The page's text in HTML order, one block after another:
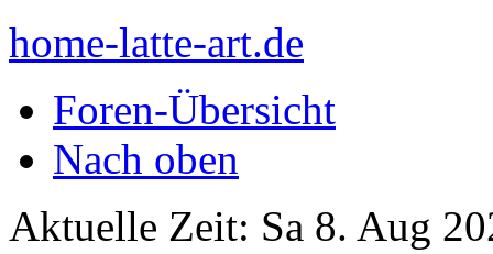
home-latte-art.de
Foren-Übersicht
Nach oben
Aktuelle Zeit: Sa 8. Aug